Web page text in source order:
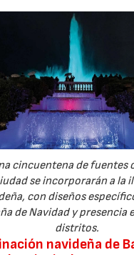
cincuentena de fuentes
se incorporarán a la
con diseños
de Navidad y presencia
distritos.
navideña de